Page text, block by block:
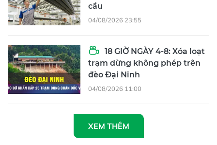
cầu
04/08/2026 23:55
18 GIỜ NGÀY 4-8: Xóa loạt
trạm dừng không phép trên
đèo Đại Ninh
04/08/2026 11:00
XEM THÊM